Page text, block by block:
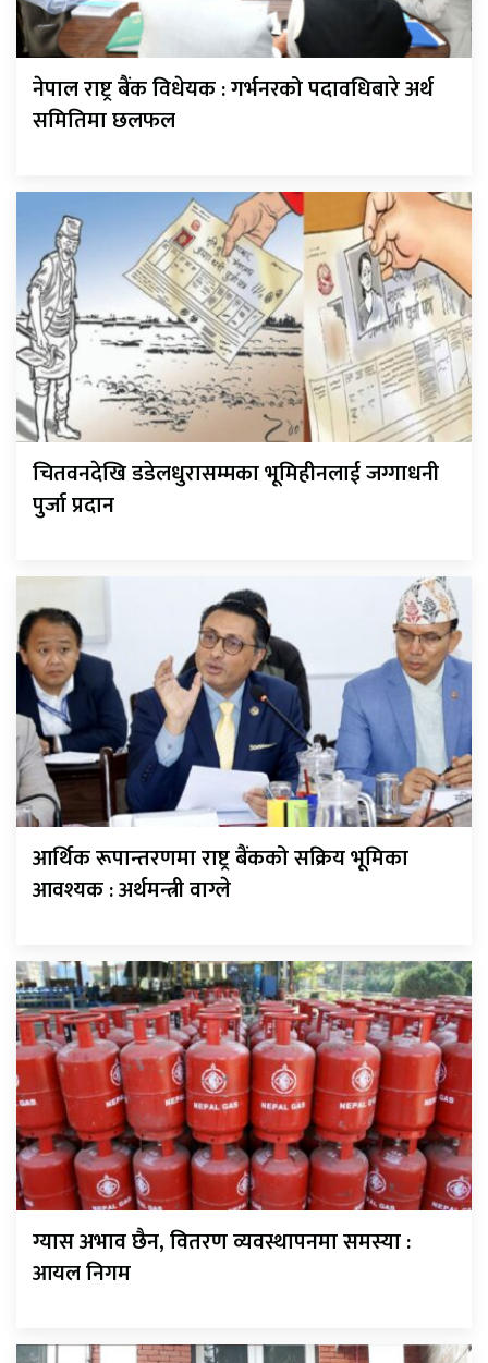
नेपाल राष्ट्र बैंक विधेयक : गर्भनरको पदावधिबारे अर्थ
समितिमा छलफल
चितवनदेखि डडेलधुरासम्मका भूमिहीनलाई जग्गाधनी
पुर्जा प्रदान
आर्थिक रूपान्तरणमा राष्ट्र बैंकको सक्रिय भूमिका
आवश्यक : अर्थमन्त्री वाग्ले
ग्यास अभाव छैन, वितरण व्यवस्थापनमा समस्या :
आयल निगम